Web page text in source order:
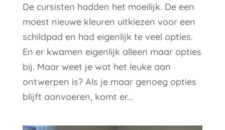
De cursisten hadden het moeilijk. De een
moest nieuwe kleuren uitkiezen voor een
schildpad en had eigenlijk te veel opties.
En er kwamen eigenlijk alleen maar opties
bij. Maar weet je wat het leuke aan
ontwerpen is? Als je maar genoeg opties
blijft aanvoeren, komt er...